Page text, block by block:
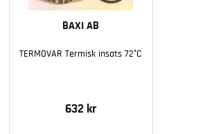
BAXI AB
TERMOVAR Termisk insats 72°C
632 kr